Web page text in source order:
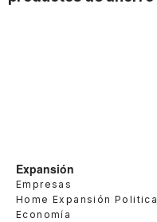
Expansión
Empresas
Home Expansión Politica
Economía